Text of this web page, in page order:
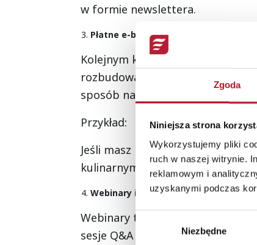
Zgoda
Niniejsza strona
Wykorzystujemy pliki
ruch w naszej witrynie.
reklamowym i
uzyskanymi podczas
Wybór
Niezbędne
w formie newslettera.
Płatne e-booki oparte na treściach
Kolejnym krokiem w
rozbudować je w formie bardziej
sposób na pasywny dochód.
Przykład:
Jeśli masz blog o zdrowym stylu
kulinarnymi.
Webinary i warsztaty na żywo
Webinary to świetny sposób na
sesje Q&A na żywo, bazując na